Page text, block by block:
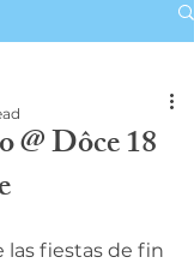
Dôce 18
las fiestas de fin